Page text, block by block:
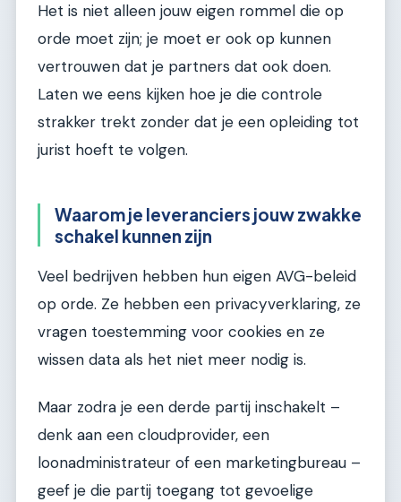
Het is niet alleen jouw eigen rommel die op
orde moet zijn; je moet er ook op kunnen
vertrouwen dat je partners dat ook doen.
Laten we eens kijken hoe je die controle
strakker trekt zonder dat je een opleiding tot
jurist hoeft te volgen.
Waarom je leveranciers jouw zwakke
schakel kunnen zijn
Veel bedrijven hebben hun eigen AVG-beleid
op orde. Ze hebben een privacyverklaring, ze
vragen toestemming voor cookies en ze
wissen data als het niet meer nodig is.
Maar zodra je een derde partij inschakelt –
denk aan een cloudprovider, een
loonadministrateur of een marketingbureau –
geef je die partij toegang tot gevoelige